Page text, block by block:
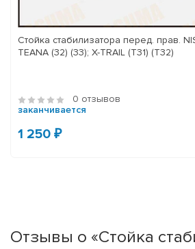
Стойка стабилизатора перед. прав.
TEANA (32) (33); X-TRAIL (T31) (T32)
0 отзывов
заканчивается
1 250 ₽
Отзывы о «Стойка